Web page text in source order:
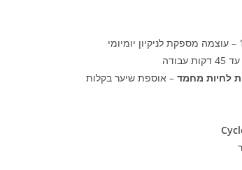
לחיות מחמד – אוספת שיער בקלות